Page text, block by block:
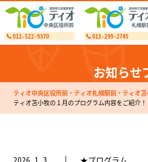
011-522-9370 011-299-2745
お知らせ
ティオ中央区役所前・ティオ札幌駅前・ティオ苫
ティオ苫小牧の１月のプログラム内容をご紹介！